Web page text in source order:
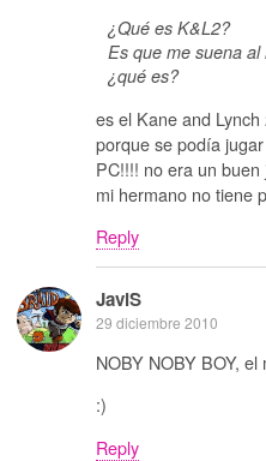
¿Qué es K&L2?
Es que me suena al
¿qué es?
es el Kane and
porque se podía
PC!!!! no era un
mi hermano no tiene
Reply
JaviS
29 diciembre 2010
NOBY NOBY BOY,
:)
Reply